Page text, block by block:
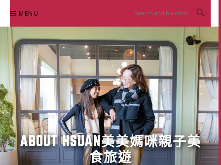
content
MENU
ABOUT HSUAN美美媽咪親子美
食旅遊